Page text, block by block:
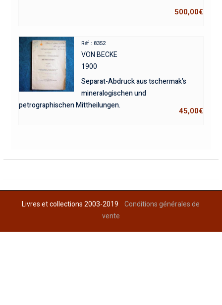
500,00€
Réf : 8352
VON BECKE
1900
Separat-Abdruck aus tschermak’s
mineralogischen und
petrographischen Mittheilungen.
45,00€
Livres et collections 2003-2019Conditions générales de
vente